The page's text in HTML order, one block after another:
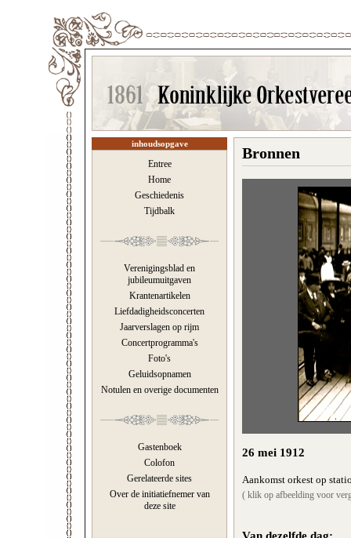
inhoudsopgave
Entree
Home
Geschiedenis
Tijdbalk
Verenigingsblad en
jubileumuitgaven
Krantenartikelen
Liefdadigheidsconcerten
Jaarverslagen op rijm
Concertprogramma's
Foto's
Geluidsopnamen
Notulen en overige documenten
Gastenboek
Colofon
Gerelateerde sites
Over de initiatiefnemer van
deze site
Bronnen
26 mei 1912
Aankomst orkest op
( klik op afbeelding voor